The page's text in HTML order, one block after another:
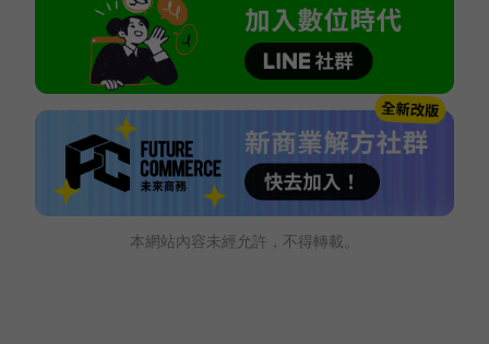
本網站內容未經允許，不得轉載。